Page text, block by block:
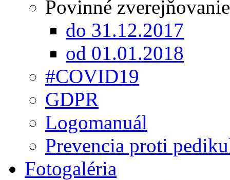
Povinné zverejňovanie
do 31.12.2017
od 01.01.2018
#COVID19
GDPR
Logomanuál
Prevencia proti
Fotogaléria